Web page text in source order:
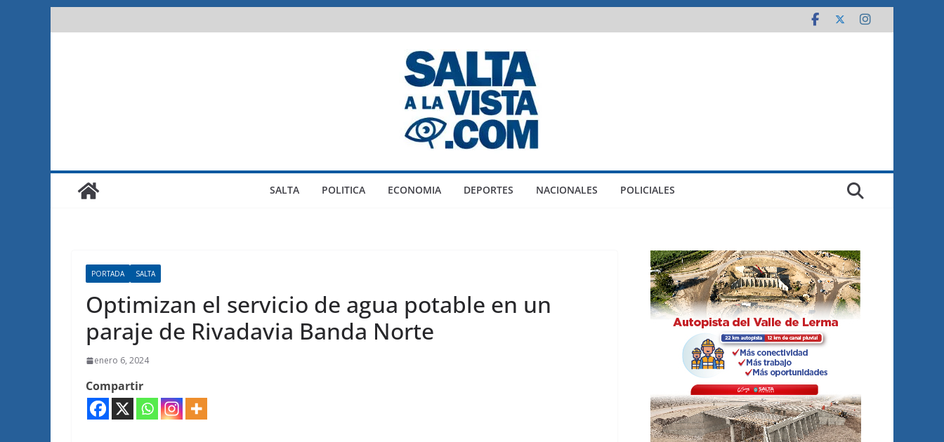
al
SALTA POLITICA ECONOMIA DEPORTES NACIONALES POLICIALES
PORTADA SALTA
Optimizan el servicio de agua potable en un
paraje de Rivadavia Banda Norte
enero 6, 2024
Compartir